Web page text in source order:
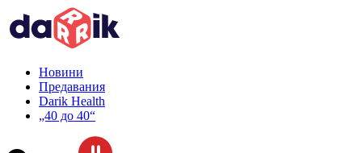
Новини
Предавания
Darik Health
„40 до 40“